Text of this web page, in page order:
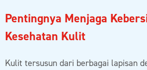
Pentingnya Menjaga
Kesehatan Kulit
Kulit tersusun dari berbagai lapisan